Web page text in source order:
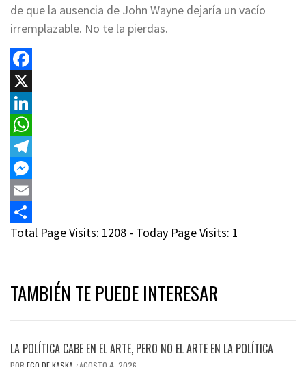
de que la ausencia de John Wayne dejaría un vacío
irremplazable. No te la pierdas.
Facebook
X
LinkedIn
WhatsApp
Telegram
Messenger
Email
Compartir
Total Page Visits: 1208 - Today Page Visits: 1
TAMBIÉN TE PUEDE INTERESAR
LA POLÍTICA CABE EN EL ARTE, PERO NO EL ARTE EN LA POLÍTICA